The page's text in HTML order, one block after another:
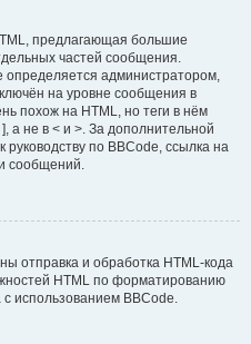
предлагающая большие
частей сообщения.
определяется администратором,
на уровне сообщения в
похож на HTML, но теги в нём
а не в < и >. За дополнительной
по BBCode, ссылка на
сообщений.
отправка и обработка HTML-кода
HTML по форматированию
использованием BBCode.